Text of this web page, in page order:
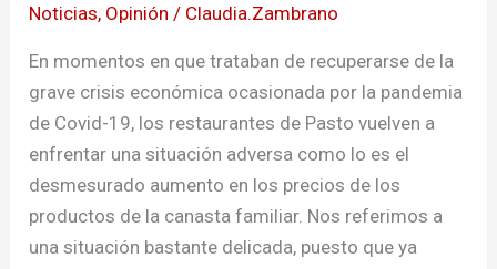
Noticias, Opinión / Claudia.Zambrano
En momentos en que trataban de recuperarse de la
grave crisis económica ocasionada por la pandemia
de Covid-19, los restaurantes de Pasto vuelven a
enfrentar una situación adversa como lo es el
desmesurado aumento en los precios de los
productos de la canasta familiar. Nos referimos a
una situación bastante delicada, puesto que ya
PASTO